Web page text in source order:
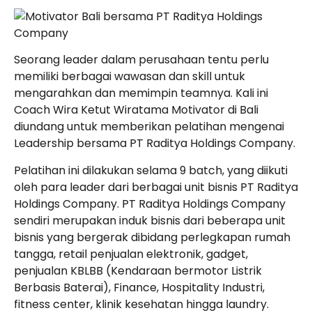
Seorang leader dalam perusahaan tentu perlu
memiliki berbagai wawasan dan skill untuk
mengarahkan dan memimpin teamnya. Kali ini
Coach Wira Ketut Wiratama Motivator di Bali
diundang untuk memberikan pelatihan mengenai
Leadership bersama PT Raditya Holdings Company.
Pelatihan ini dilakukan selama 9 batch, yang diikuti
oleh para leader dari berbagai unit bisnis PT Raditya
Holdings Company. PT Raditya Holdings Company
sendiri merupakan induk bisnis dari beberapa unit
bisnis yang bergerak dibidang perlegkapan rumah
tangga, retail penjualan elektronik, gadget,
penjualan KBLBB (Kendaraan bermotor Listrik
Berbasis Baterai), Finance, Hospitality Industri,
fitness center, klinik kesehatan hingga laundry.